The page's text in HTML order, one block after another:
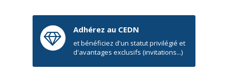
Adhérez au CEDN
et bénéficiez d'un statut privilégié et
d'avantages exclusifs (invitations...)